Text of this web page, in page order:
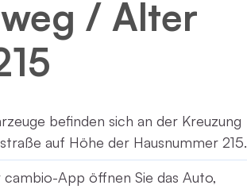
/ Alter
befinden sich an der Kreuzung
auf Höhe der Hausnummer 215.
App öffnen Sie das Auto,